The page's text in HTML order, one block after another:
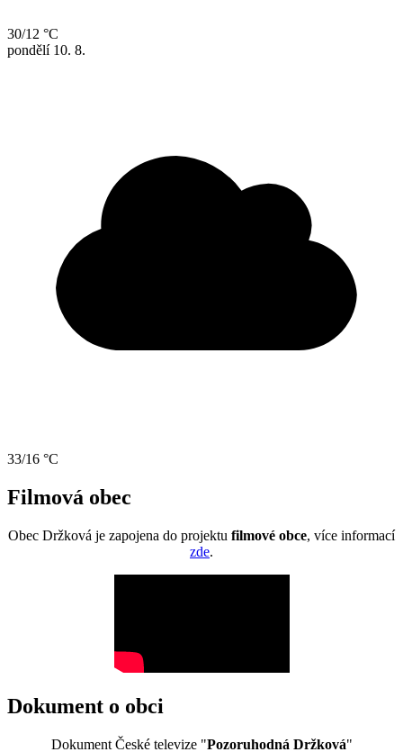
30/12 °C
pondělí 10. 8.
33/16 °C
Filmová obec
Obec Držková je zapojena do projektu filmové obce, více informací
zde.
Dokument o obci
Dokument České televize "Pozoruhodná Držková"